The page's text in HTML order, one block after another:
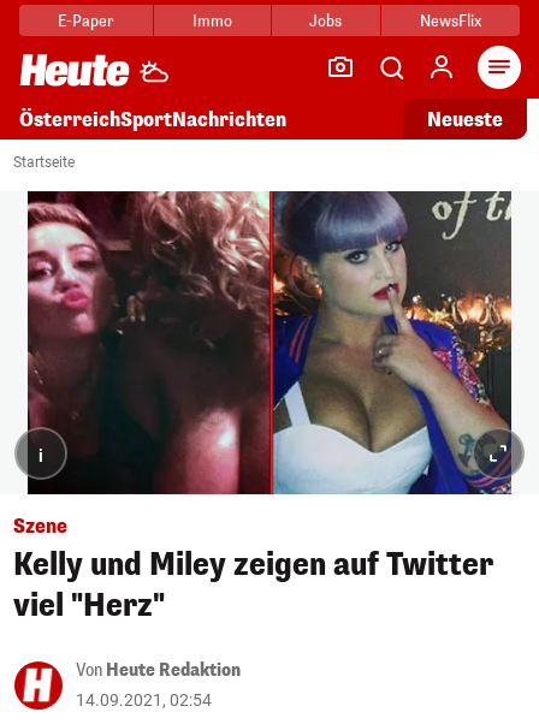
E-Paper Immo Jobs NewsFlix
ÖsterreichSportNachrichten Neueste
Startseite
i
Szene
Kelly und Miley zeigen auf Twitter
viel "Herz"
Von Heute Redaktion
14.09.2021, 02:54